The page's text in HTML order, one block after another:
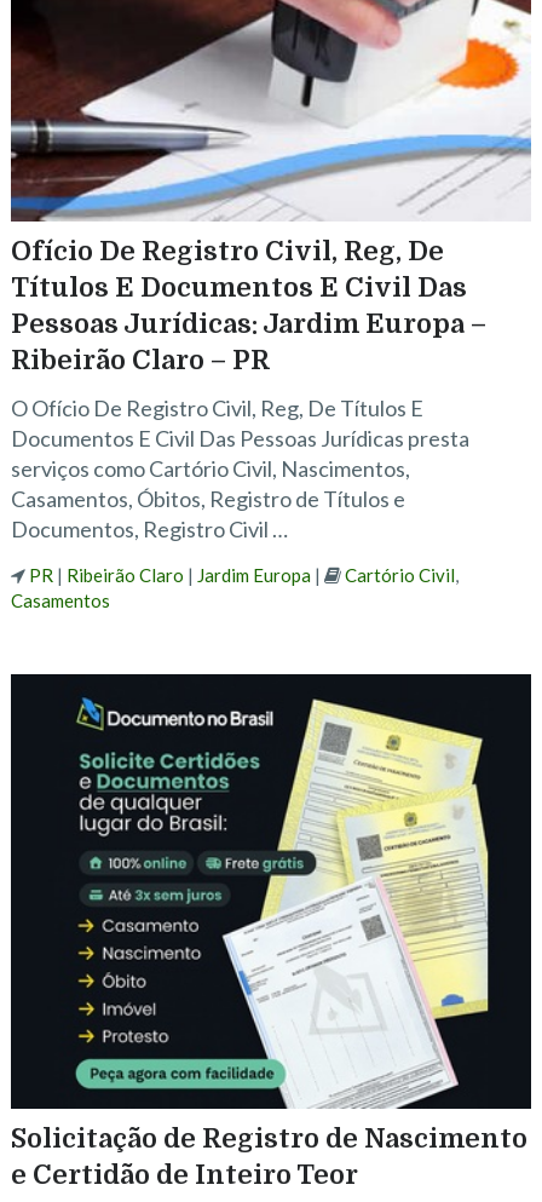
Ofício De Registro Civil, Reg, De
Títulos E Documentos E Civil Das
Pessoas Jurídicas: Jardim Europa –
Ribeirão Claro – PR
O Ofício De Registro Civil, Reg, De Títulos E
Documentos E Civil Das Pessoas Jurídicas presta
serviços como Cartório Civil, Nascimentos,
Casamentos, Óbitos, Registro de Títulos e
Documentos, Registro Civil …
PR | Ribeirão Claro | Jardim Europa| Cartório Civil,
Casamentos
Solicitação de Registro de Nascimento
e Certidão de Inteiro Teor